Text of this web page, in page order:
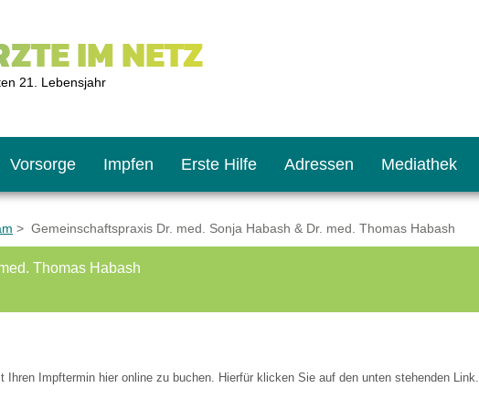
IM NETZ
21. Lebensjahr
Vorsorge Impfen
oft?
Erste Hilfe Adressen Mediathek
> Gemeinschaftspraxis Dr. med. Sonja Habash & Dr. med. Thomas Habash
Thomas Habash
Ihren Impftermin hier online zu buchen. Hierfür klicken Sie auf den unten stehenden Link.